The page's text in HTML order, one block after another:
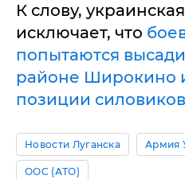
К слову,
исключает, что
попытаются
районе Широкино
позиции силовиков
Новости Луганска Армия
ООС (АТО)